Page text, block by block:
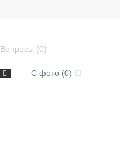
Вопросы (0)
С фото (0)